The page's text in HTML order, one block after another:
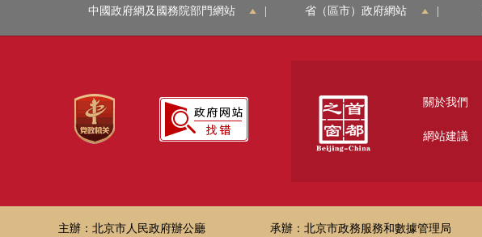
中國政府網及國務院部門網站 省（區市）政府網站
關於我們
網站建議
主辦：北京市人民政府辦公廳 承辦：北京市政務服務和數據管理局